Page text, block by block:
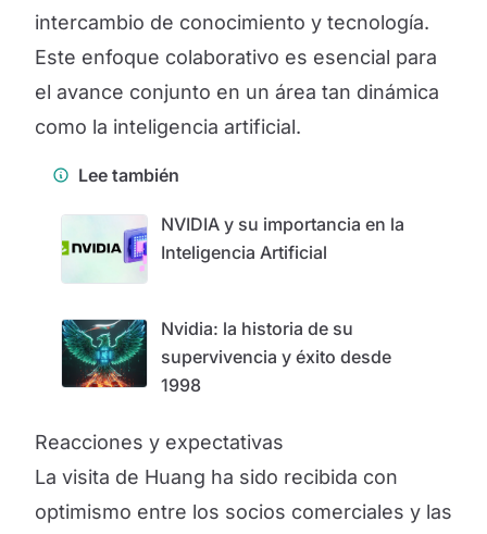
intercambio de conocimiento y tecnología.
Este enfoque colaborativo es esencial para
el avance conjunto en un área tan dinámica
como la inteligencia artificial.
Lee también
NVIDIA y su importancia en la
Inteligencia Artificial
Nvidia: la historia de su
supervivencia y éxito desde
1998
Reacciones y expectativas
La visita de Huang ha sido recibida con
optimismo entre los socios comerciales y las